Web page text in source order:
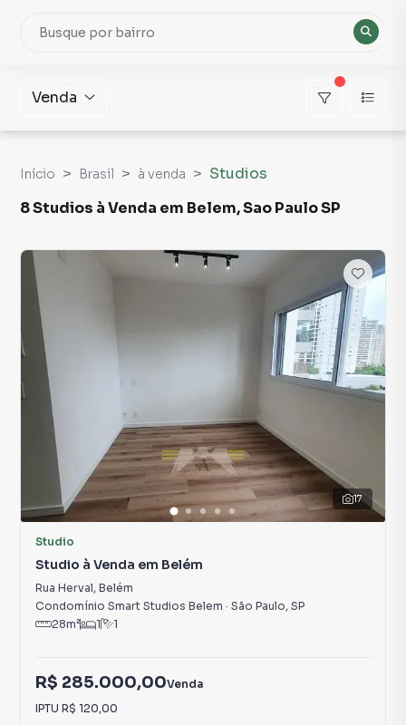
Venda
Início Brasil à venda
Studios
8 Studios à Venda em Belem, Sao Paulo SP
17
Studio
Studio à Venda em Belém
Rua Herval, Belém
Condomínio Smart Studios Belem · São Paulo, SP
28m² 1 1
R$ 285.000,00Venda
IPTU R$ 120,00